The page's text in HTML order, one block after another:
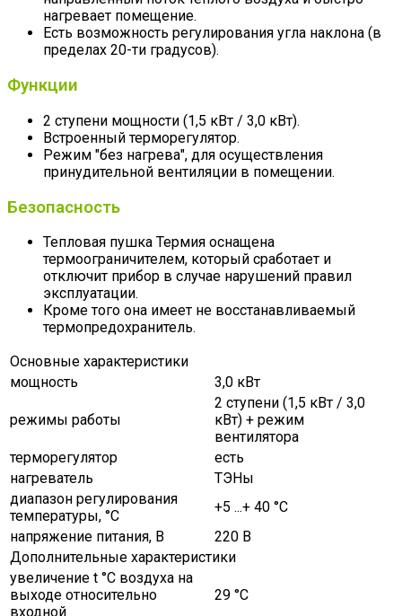
нагревает помещение.
Есть возможность регулирования угла наклона (в
пределах 20-ти градусов).
Функции
2 ступени мощности (1,5 кВт / 3,0 кВт).
Встроенный терморегулятор.
Режим "без нагрева", для осуществления
принудительной вентиляции в помещении.
Безопасность
Тепловая пушка Термия оснащена
термоограничителем, который сработает и
отключит прибор в случае нарушений правил
эксплуатации.
Кроме того она имеет не восстанавливаемый
термопредохранитель.
Основные характеристики
мощность
3,0 кВт
режимы работы
2 ступени (1,5 кВт / 3,0
кВт) + режим
вентилятора
терморегулятор
есть
нагреватель
ТЭНы
диапазон регулирования
температуры, °C
+5 ...+ 40 °C
напряжение питания, В
220 В
Дополнительные характеристики
увеличение t °C воздуха на
выходе относительно
входной
29 °C